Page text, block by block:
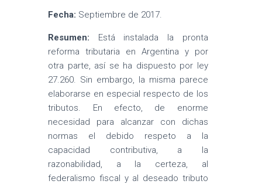
Fecha: Septiembre de 2017.
Resumen: Está instalada la pronta
reforma tributaria en Argentina y por
otra parte, así se ha dispuesto por ley
27.260. Sin embargo, la misma parece
elaborarse en especial respecto de los
tributos. En efecto, de enorme
necesidad para alcanzar con dichas
normas el debido respeto a la
capacidad contributiva, a la
razonabilidad, a la certeza, al
federalismo fiscal y al deseado tributo